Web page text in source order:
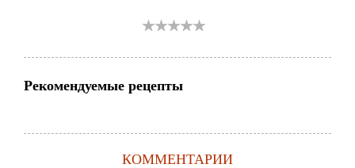
Рекомендуемые рецепты
КОММЕНТАРИИ